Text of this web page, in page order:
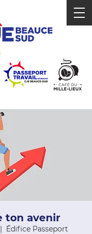
ton avenir
Édifice Passeport